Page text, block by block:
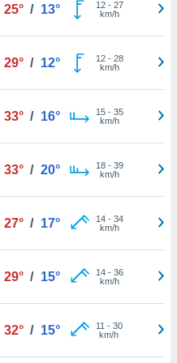
25° / 13° 12- 27
km/h
29° / 12° 12- 28
km/h
33° / 16° 15- 35
km/h
33° / 20° 18- 39
km/h
27° / 17° 14- 34
km/h
29° / 15° 14- 36
km/h
32° / 15° 11 - 30
km/h